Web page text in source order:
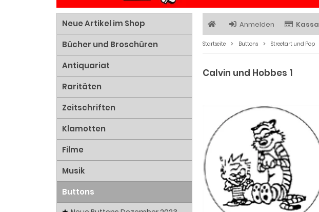
Anmelden Kassa
Startseite Buttons Streetart und Pop
Calvin und Hobbes 1
Neue Artikel im Shop
Bücher und Broschüren
Antiquariat
Raritäten
Zeitschriften
Klamotten
Filme
Musik
Buttons